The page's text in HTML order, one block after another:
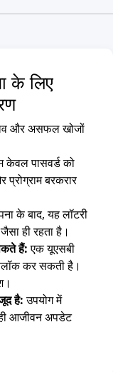
के लिए
और असफल खोजों
केवल पासवर्ड को
बरकरार
के बाद, यह लॉटरी
ही रहता है।
हैं:एक यूएसबी
कर सकती है।
है:उपयोग में
आजीवन अपडेट